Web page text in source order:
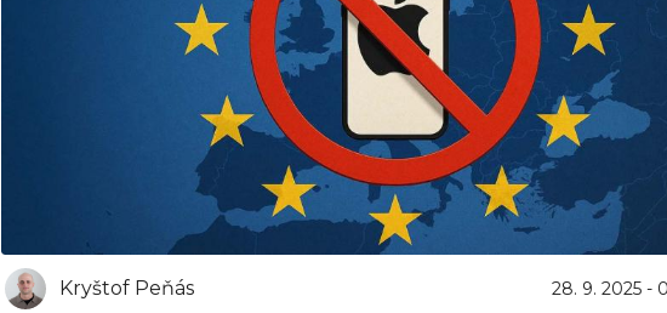
Kryštof Peňás 28. 9. 2025 -